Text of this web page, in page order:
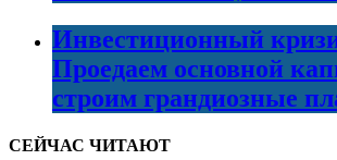
Инвестиционный
Проедаем основной
строим грандиозные
СЕЙЧАС ЧИТАЮТ